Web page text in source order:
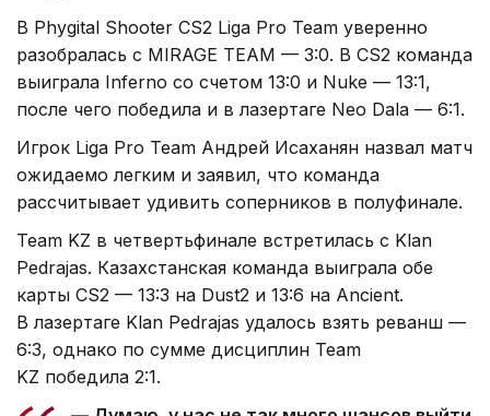
В Phygital Shooter CS2 Liga Pro Team уверенно
разобралась с MIRAGE TEAM — 3:0. В CS2 команда
выиграла Inferno со счетом 13:0 и Nuke — 13:1,
после чего победила и в лазертаге Neo Dala — 6:1.
Игрок Liga Pro Team Андрей Исаханян назвал матч
ожидаемо легким и заявил, что команда
рассчитывает удивить соперников в полуфинале.
Team KZ в четвертьфинале встретилась с Klan
Pedrajas. Казахстанская команда выиграла обе
карты CS2 — 13:3 на Dust2 и 13:6 на Ancient.
В лазертаге Klan Pedrajas удалось взять реванш —
6:3, однако по сумме дисциплин Team
KZ победила 2:1.